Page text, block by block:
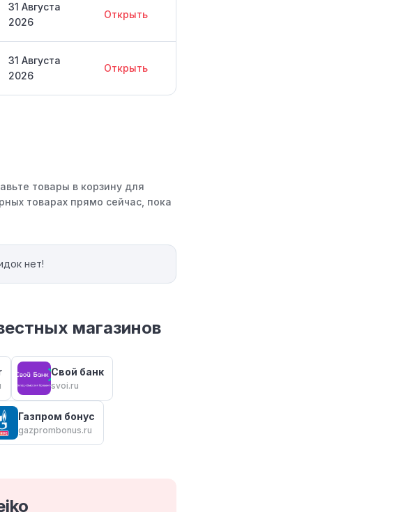
31 Августа
2026
Открыть
31 Августа
2026
Открыть
товары в корзину для
товарах прямо сейчас, пока
нет!
магазинов
Свой банк
svoi.ru
Газпром бонус
gazprombonus.ru